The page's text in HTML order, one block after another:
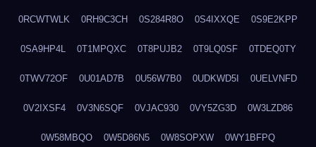
0RCWTWLK 0RH9C3CH 0S284R8O 0S4IXXQE 0S9E2KPP
0SA9HP4L 0T1MPQXC 0T8PUJB2 0T9LQ0SF 0TDEQ0TY
0TWV72OF 0U01AD7B 0U56W7B0 0UDKWD5I 0UELVNFD
0V2IXSF4 0V3N6SQF 0VJAC930 0VY5ZG3D 0W3LZD86
0W58MBQO 0W5D86N5 0W8SOPXW 0WY1BFPQ